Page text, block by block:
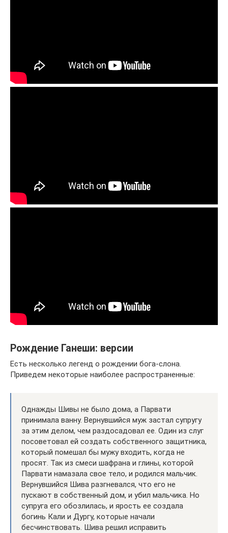
Рождение Ганеши: версии
Есть несколько легенд о рождении бога-слона.
Приведем некоторые наиболее распространенные:
Однажды Шивы не было дома, а Парвати
принимала ванну. Вернувшийся муж застал супругу
за этим делом, чем раздосадовал ее. Один из слуг
посоветовал ей создать собственного защитника,
который помешал бы мужу входить, когда не
просят. Так из смеси шафрана и глины, которой
Парвати намазала свое тело, и родился мальчик.
Вернувшийся Шива разгневался, что его не
пускают в собственный дом, и убил мальчика. Но
супруга его обозлилась, и ярость ее создала
богинь Кали и Дургу, которые начали
бесчинствовать. Шива решил исправить